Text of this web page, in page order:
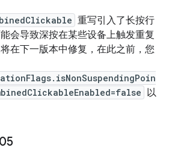
重写引入了长按行
会导致深按在某些设备上触发重复
在下一版本中修复，在此之前，您
以